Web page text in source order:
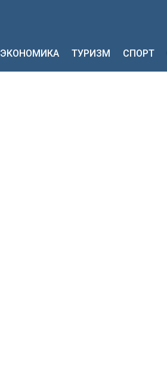
ЭКОНОМИКА ТУРИЗМ СПОРТ